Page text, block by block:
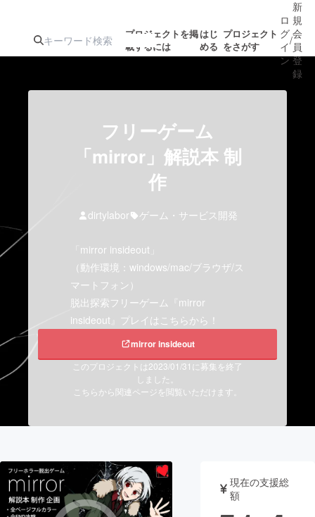
プロジェクトを掲
載するには
はじ
める
プロジェクト
をさがす
ジェクト
募集終了が近いプ
ロジェクト
映像・映画
ビジネス・起業
まちづくり・地域活性化
CAMPFIRE for Social GoodCAMPFIRE Creation
ロ
グ
イ
ン
/
新
規
会
員
登
録
フリーゲーム
「mirror」解説本 制
作
dirtylabor ゲーム・サービス開発
「mirror insideout」
（動作環境：windows/mac/ブラウザ/ス
マートフォン）
脱出探索フリーゲーム『mirror
insideout』プレイはこちらから！
mirror insideout
このプロジェクトは2023/01/31に募集を終了
しました。
こちらから関連ページを閲覧いただけます。
現在の支援総
額